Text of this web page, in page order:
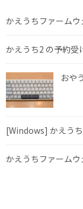
かえうちファーム
かえうち2 の予約受
おや
[Windows] かえう
かえうちファーム